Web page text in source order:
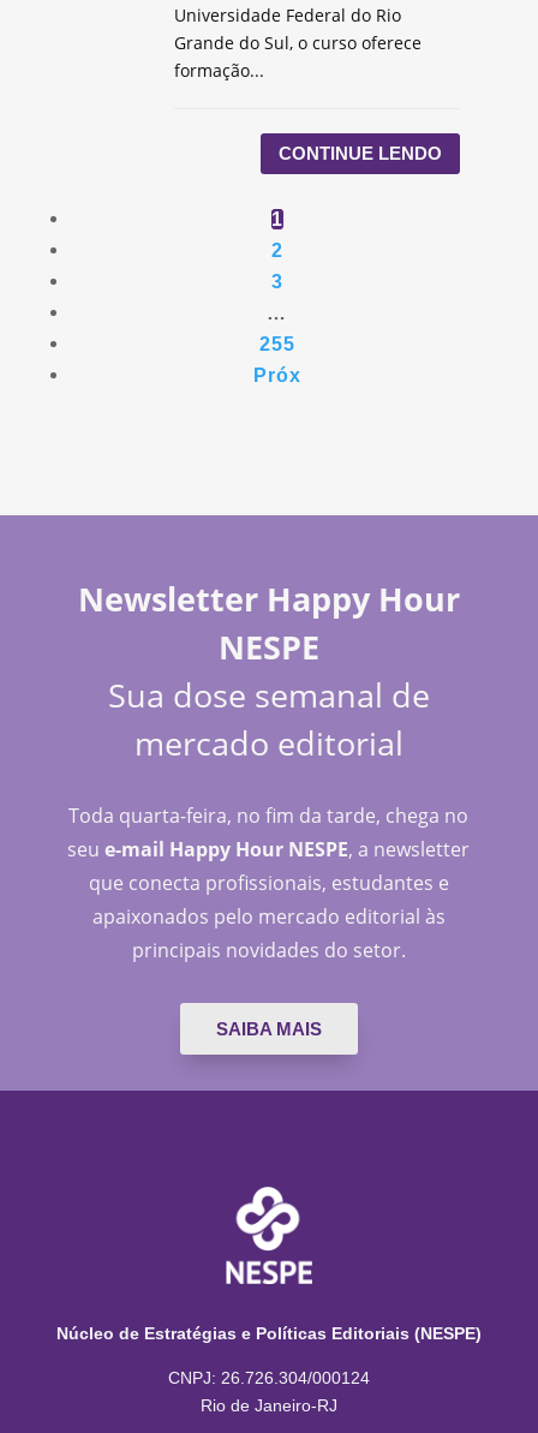
Universidade Federal do Rio
Grande do Sul, o curso oferece
formação...
CONTINUE LENDO
1
2
3
…
255
Próx
Newsletter Happy Hour
NESPE
Sua dose semanal de
mercado editorial
Toda quarta-feira, no fim da tarde, chega no
seue-mail Happy Hour NESPE, a newsletter
que conecta profissionais, estudantes e
apaixonados pelo mercado editorial às
principais novidades do setor.
SAIBA MAIS
Núcleo de Estratégias e Políticas Editoriais (NESPE)
CNPJ: 26.726.304/000124
Rio de Janeiro-RJ